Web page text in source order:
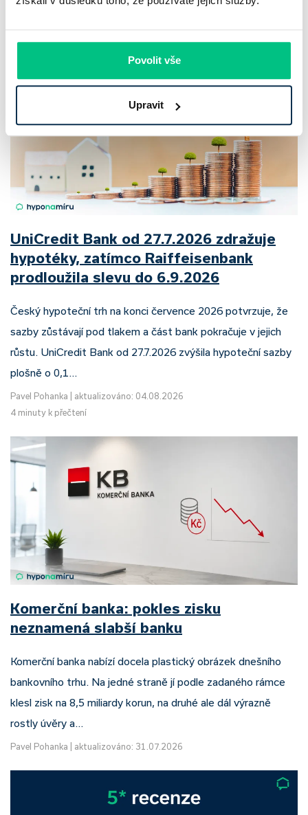
Povolit vše
Upravit
Pavel Pohanka|aktualizováno: 04.08.2026
UniCredit Bank od 27.7.2026 zdražuje
hypotéky, zatímco Raiffeisenbank
prodloužila slevu do 6.9.2026
Český hypoteční trh na konci července 2026 potvrzuje, že
sazby zůstávají pod tlakem a část bank pokračuje v jejich
růstu. UniCredit Bank od 27.7.2026 zvýšila hypoteční sazby
plošně o 0,1…
Pavel Pohanka
aktualizováno: 04.08.2026
4 minuty k přečtení
Komerční banka: pokles zisku
neznamená slabší banku
Komerční banka nabízí docela plastický obrázek dnešního
bankovního trhu. Na jedné straně jí podle zadaného rámce
klesl zisk na 8,5 miliardy korun, na druhé ale dál výrazně
rostly úvěry a…
Pavel Pohanka aktualizováno: 31.07.2026